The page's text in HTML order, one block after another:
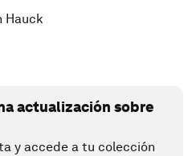
Hauck
actualización sobre
y accede a tu colección